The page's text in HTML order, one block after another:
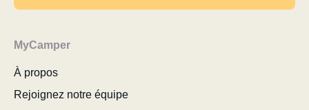
MyCamper
À propos
Rejoignez notre équipe